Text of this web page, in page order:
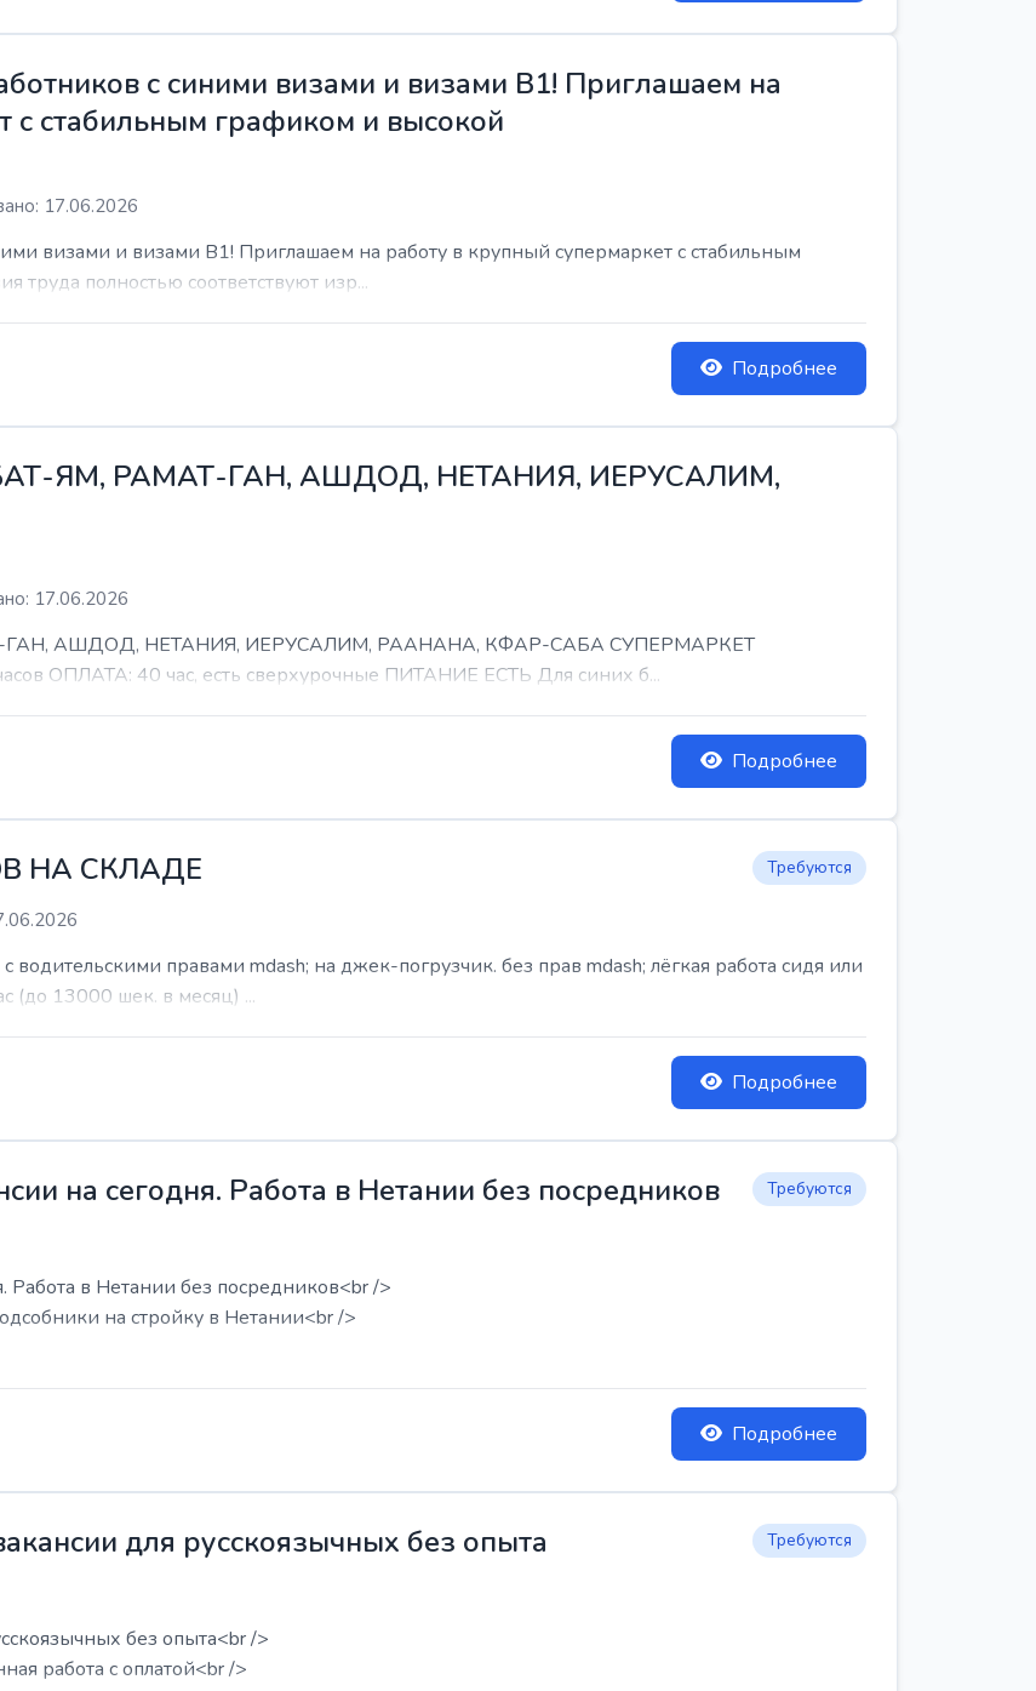
с синими визами и визами B1! Приглашаем на
с стабильным графиком и высокой
17.06.2026
визами и визами B1! Приглашаем на работу в крупный супермаркет с стабильным
труда полностью соответствуют изр...
Подробнее
ЯМ, РАМАТ-ГАН, АШДОД, НЕТАНИЯ, ИЕРУСАЛИМ,
17.06.2026
ГАН, АШДОД, НЕТАНИЯ, ИЕРУСАЛИМ, РААНАНА, КФАР-САБА СУПЕРМАРКЕТ
ОПЛАТА: 40 час, есть сверхурочные ПИТАНИЕ ЕСТЬ Для синих б...
Подробнее
НА СКЛАДЕ Требуются
правами mdash; на джек-погрузчик. без прав mdash; лёгкая работа сидя или
(до 13000 шек. в месяц) ...
Подробнее
на сегодня. Работа в Нетании без посредников Требуются
Работа в Нетании без посредников<br />
на стройку в Нетании<br />
Подробнее
для русскоязычных без опыта Требуются
без опыта<br />
работа с оплатой<br />